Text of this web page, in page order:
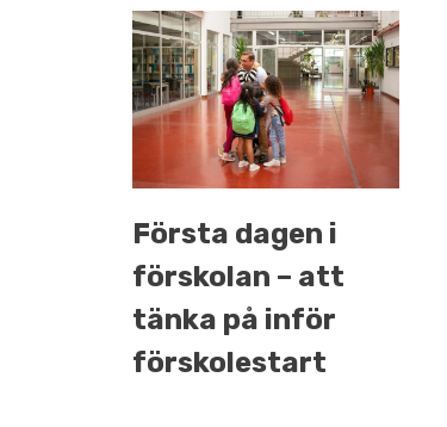
Första dagen i
förskolan – att
tänka på inför
förskolestart